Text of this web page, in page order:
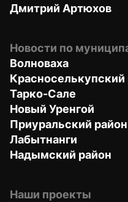
Дмитрий Артюхов
Новости по
Волноваха
Красноселькупский
Тарко-Сале
Новый Уренгой
Приуральский район
Лабытнанги
Надымский район
Наши проекты